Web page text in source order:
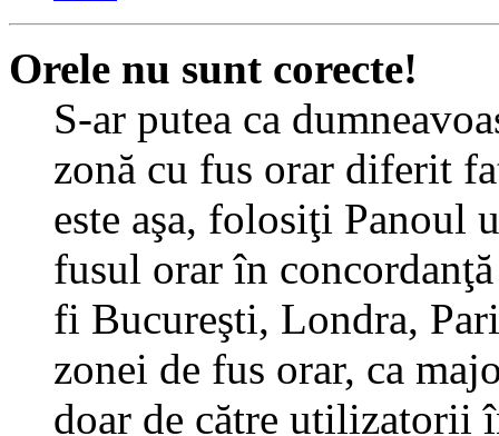
Orele nu sunt corecte!
S-ar putea ca
zonă cu fus orar diferit
este aşa, folosiţi
fusul orar în
fi Bucureşti, Londra,
zonei de fus orar, ca
doar de către utilizatorii